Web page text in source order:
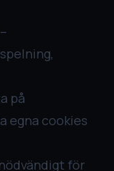
på
egna cookies
för